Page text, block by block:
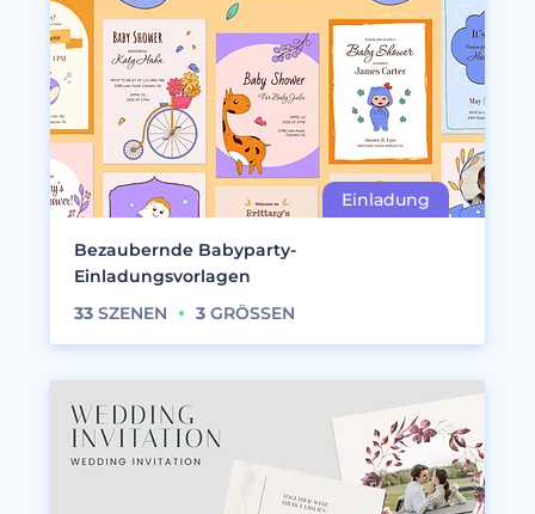
Bezaubernde Babyparty-
Einladungsvorlagen
33 SZENEN 3 GRÖSSEN